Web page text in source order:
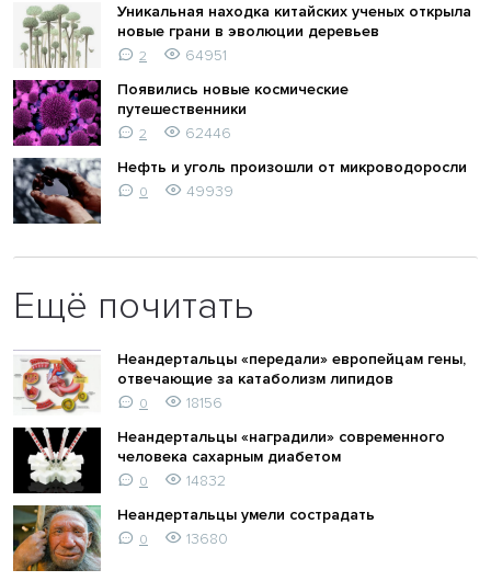
Уникальная находка китайских ученых открыла
новые грани в эволюции деревьев
2
64951
Появились новые космические
путешественники
2
62446
Нефть и уголь произошли от микроводоросли
0 49939
Ещё почитать
Неандертальцы «передали» европейцам гены,
отвечающие за катаболизм липидов
0
18156
Неандертальцы «наградили» современного
человека сахарным диабетом
0
14832
Неандертальцы умели сострадать
0 13680